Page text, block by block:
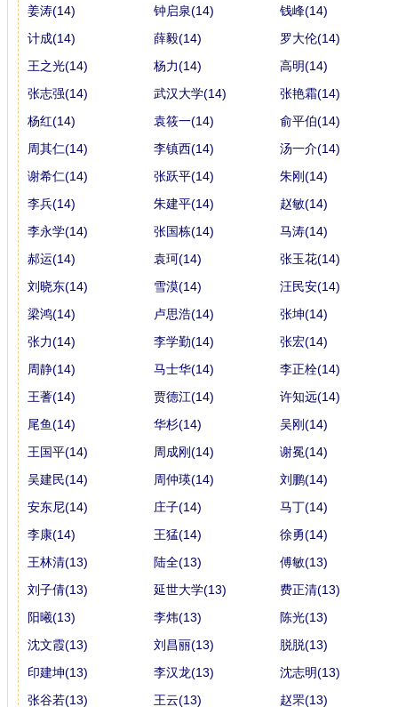
姜涛(14)
钟启泉(14)
钱峰(14)
计成(14)
薛毅(14)
罗大伦(14)
王之光(14)
杨力(14)
高明(14)
张志强(14)
武汉大学(14)
张艳霜(14)
杨红(14)
袁筱一(14)
俞平伯(14)
周其仁(14)
李镇西(14)
汤一介(14)
谢希仁(14)
张跃平(14)
朱刚(14)
李兵(14)
朱建平(14)
赵敏(14)
李永学(14)
张国栋(14)
马涛(14)
郝运(14)
袁珂(14)
张玉花(14)
刘晓东(14)
雪漠(14)
汪民安(14)
梁鸿(14)
卢思浩(14)
张坤(14)
张力(14)
李学勤(14)
张宏(14)
周静(14)
马士华(14)
李正栓(14)
王蓍(14)
贾德江(14)
许知远(14)
尾鱼(14)
华杉(14)
吴刚(14)
王国平(14)
周成刚(14)
谢冕(14)
吴建民(14)
周仲瑛(14)
刘鹏(14)
安东尼(14)
庄子(14)
马丁(14)
李康(14)
王猛(14)
徐勇(14)
王林清(13)
陆全(13)
傅敏(13)
刘子倩(13)
延世大学(13)
费正清(13)
阳曦(13)
李炜(13)
陈光(13)
沈文霞(13)
刘昌丽(13)
脱脱(13)
印建坤(13)
李汉龙(13)
沈志明(13)
张谷若(13)
王云(13) 赵罘(13)